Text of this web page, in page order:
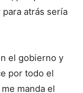
atrás sería
el gobierno y
por todo el
manda el